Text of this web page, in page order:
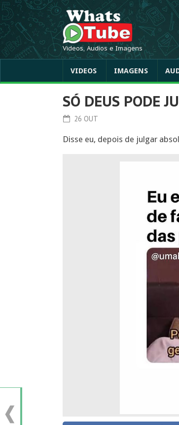
Videos, Audios e Imagens
VIDEOS IMAGENS
SÓ DEUS PODE
26 OUT
Disse eu, depois de julgar